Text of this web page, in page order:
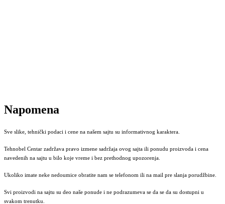
Napomena
Sve slike, tehnički podaci i cene na našem sajtu su informativnog karaktera.
Tehnobel Centar zadržava pravo izmene sadržaja ovog sajta ili ponudu proizvoda i cena
navedenih na sajtu u bilo koje vreme i bez prethodnog upozorenja.
Ukoliko imate neke nedoumice obratite nam se telefonom ili na mail pre slanja porudžbine.
Svi proizvodi na sajtu su deo naše ponude i ne podrazumeva se da se da su dostupni u
svakom trenutku.